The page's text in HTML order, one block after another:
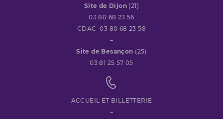
Site de Dijon (21)
03 80 68 23 56
CDAC 03 80 68 23 58
–
Site de Besançon (25)
03 81 25 57 05
ACCUEIL ET BILLETTERIE
–